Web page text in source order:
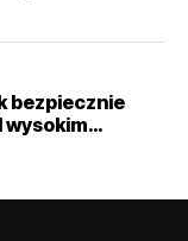
bezpiecznie
wysokim